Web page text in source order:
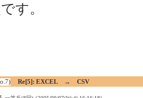
す。
Re[5]: EXCEL → CSV